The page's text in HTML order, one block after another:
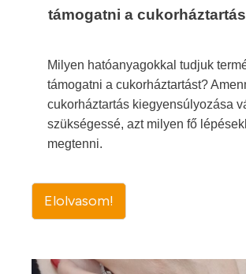
támogatni a
Milyen hatóanyagokkal tudjuk
támogatni a cukorháztartást?
cukorháztartás kiegyensúlyozása
szükségessé, azt milyen fő
megtenni.
Elolvasom!